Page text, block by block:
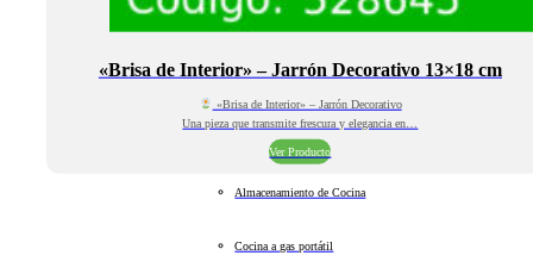
«Brisa de Interior» – Jarrón Decorativo 13×18 cm
«Brisa de Interior» – Jarrón Decorativo
Una pieza que transmite frescura y elegancia en…
Ver Producto
Almacenamiento de Cocina
Cocina a gas portátil